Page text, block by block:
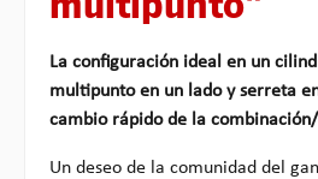
multipunto"
La configuración ideal en un
multipunto en un lado y serreta
cambio rápido de la
Un deseo de la comunidad del